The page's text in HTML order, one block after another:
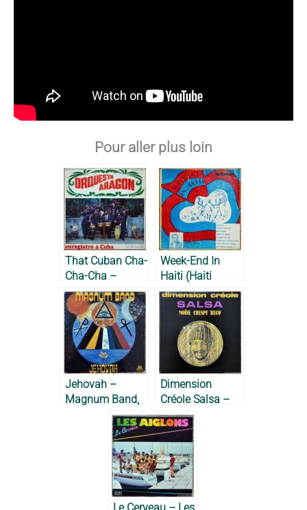
Pour aller plus loin
That Cuban Cha-
Cha-Cha –
Orquesta
Aragón, 1956
Week-End In
Haiti (Haiti
Latest Hits) —
Rodolphe
Legros & Ensemble
Ibo-Lélé, 1955
Jehovah –
Magnum Band,
Dimension
Créole Salsa –
Moïse Crespy
‘Beco’, 1979